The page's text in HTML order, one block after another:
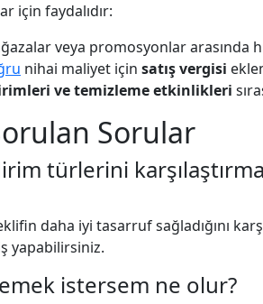
için faydalıdır:
veya promosyonlar arasında
nihai maliyet için satış vergisi
ve temizleme etkinlikleri
Sorular
türlerini
daha iyi tasarruf sağladığını
yapabilirsiniz.
istersem ne olur?